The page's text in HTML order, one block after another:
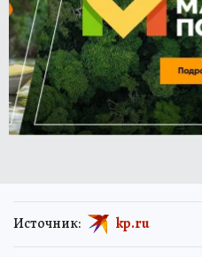
Источник: kp.ru